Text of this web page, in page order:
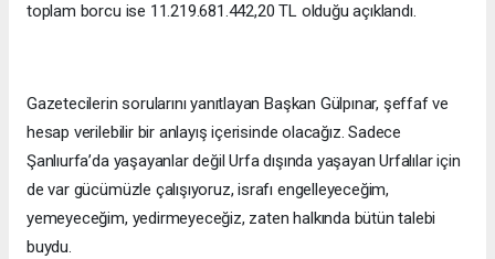
toplam borcu ise 11.219.681.442,20 TL olduğu açıklandı.
Gazetecilerin sorularını yanıtlayan Başkan Gülpınar, şeffaf ve
hesap verilebilir bir anlayış içerisinde olacağız. Sadece
Şanlıurfa’da yaşayanlar değil Urfa dışında yaşayan Urfalılar için
de var gücümüzle çalışıyoruz, israfı engelleyeceğim,
yemeyeceğim, yedirmeyeceğiz, zaten halkında bütün talebi
buydu.